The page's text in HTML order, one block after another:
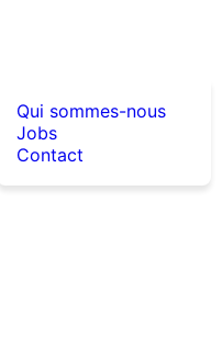
Qui sommes-nous
Jobs
Contact